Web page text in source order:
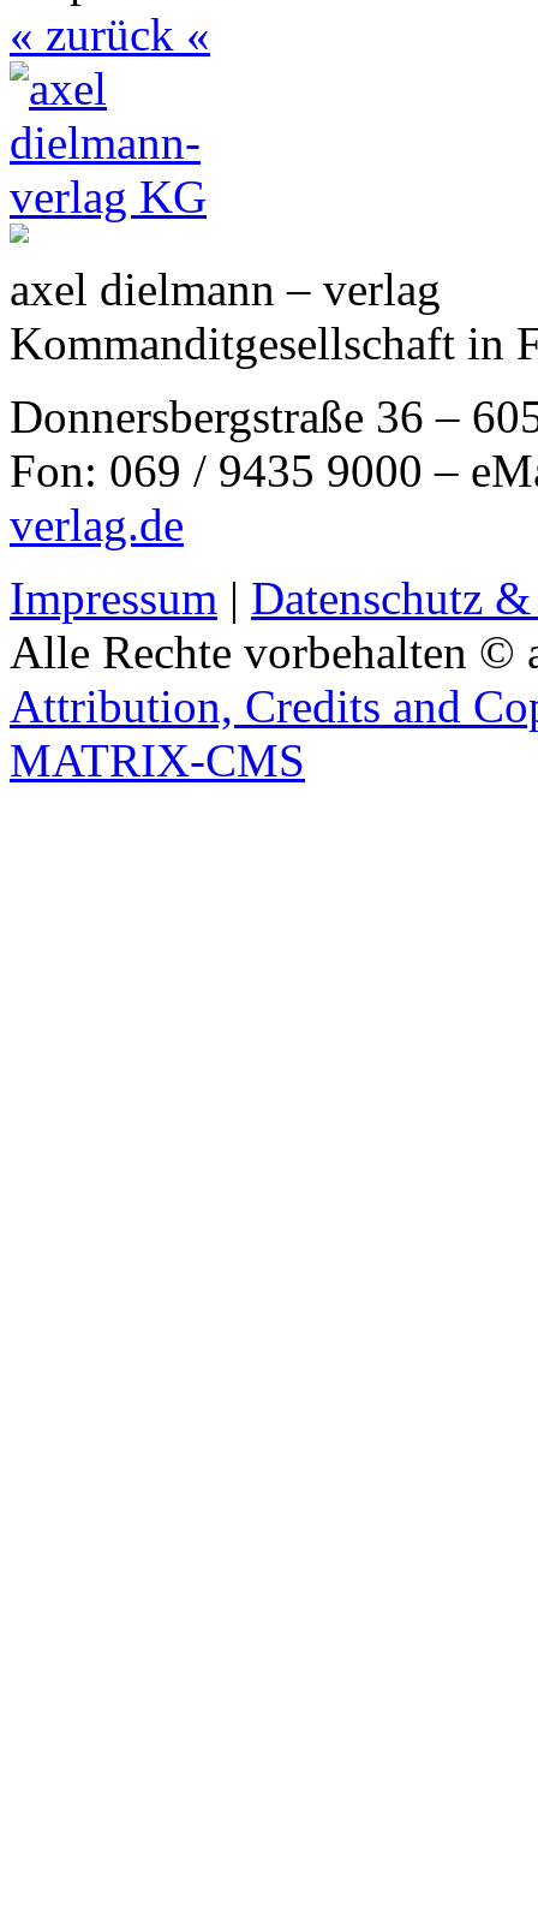
« zurück «
axel dielmann – verlag
Kommanditgesellschaft in
Donnersbergstraße 36 –
Fon: 069 / 9435 9000 –
verlag.de
Impressum | Datenschutz
Alle Rechte vorbehalten ©
Attribution, Credits and
MATRIX-CMS